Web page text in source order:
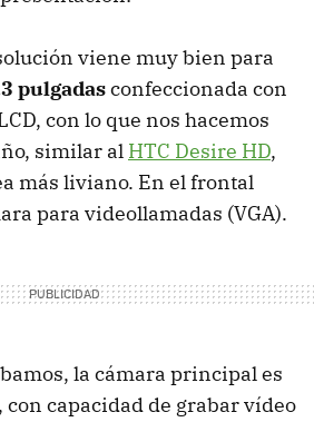
viene muy bien para
pulgadasconfeccionada con
, con lo que nos hacemos
similar al HTC Desire HD,
más liviano. En el frontal
para videollamadas (VGA).
la cámara principal es
con capacidad de grabar vídeo